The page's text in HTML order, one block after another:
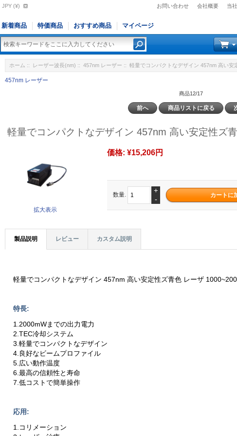
お問い合わせ 会社概要 当
JPY (¥)
新着商品 特価商品 おすすめ商品 マイページ
ホーム :: レーザー波長(nm) ::457nm レーザー :: 軽量でコンパクトなデザイン 457nm 高い安
457nm レーザー
商品12/17
前へ 商品リストに戻る
軽量でコンパクトなデザイン 457nm 高い安定性ズ
拡大表示
価格:¥15,206円
数量.
+
-
製品説明 レビュー カスタム説明
軽量でコンパクトなデザイン 457nm 高い安定性ズ青色 レーザ
特長:
1.2000mWまでの出力電力
2.TEC冷却システム
3.軽量でコンパクトなデザイン
4.良好なビームプロファイル
5.広い動作温度
6.最高の信頼性と寿命
7.低コストで簡単操作
応用:
1.コリメーション